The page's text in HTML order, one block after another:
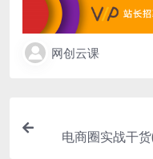
网创云课
电商圈实战干